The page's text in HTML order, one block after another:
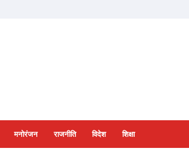
मनोरंजन राजनीति विदेश शिक्षा